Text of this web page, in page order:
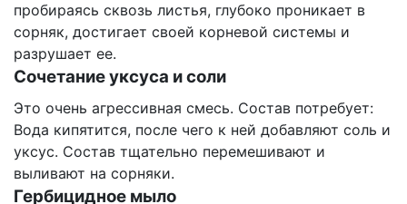
пробираясь сквозь листья, глубоко проникает в
сорняк, достигает своей корневой системы и
разрушает ее.
Сочетание уксуса и соли
Это очень агрессивная смесь. Состав потребует:
Вода кипятится, после чего к ней добавляют соль и
уксус. Состав тщательно перемешивают и
выливают на сорняки.
Гербицидное мыло